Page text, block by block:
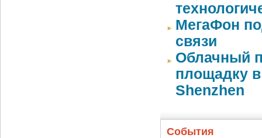
МегаФон
связи
Облачный
площадку в
Shenzhen
События